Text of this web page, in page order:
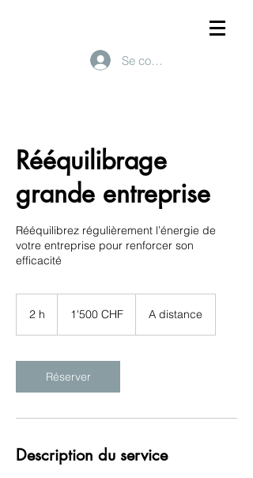
Se connecter
Rééquilibrage
grande entreprise
Rééquilibrez régulièrement l’énergie de
votre entreprise pour renforcer son
efficacité
2 h
suisses
1'500 CHF A distance
Réserver
Description du service